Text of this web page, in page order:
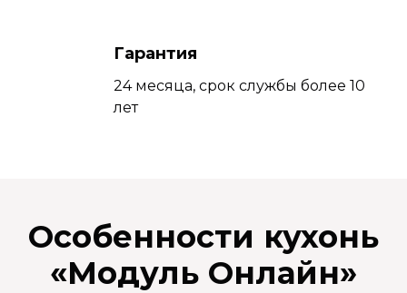
Гарантия
24 месяца, срок службы более 10
лет
Особенности кухонь
«Модуль Онлайн»